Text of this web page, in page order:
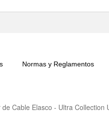
Normas y Reglamentos
Cable Elasco - Ultra Collection